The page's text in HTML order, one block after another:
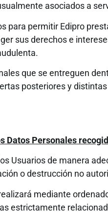
asociados a
para permitir Edipro
sus derechos e
que se entreguen
posteriores y
Datos Personales
Usuarios de manera
o destrucción no
mediante
estrictamente